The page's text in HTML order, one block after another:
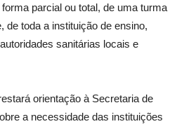
parcial ou total, de uma turma
de toda a instituição de ensino,
sanitárias locais e
orientação à Secretaria de
a necessidade das instituições